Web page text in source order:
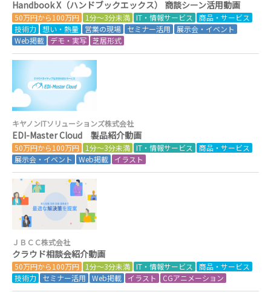
Handbook X（ハンドブックエックス） 商談シーン活用動画
50万円から100万円 1分～3分未満 IT・情報サービス
商品・サービス
技術力 想い・熱量 営業の現場 セミナー活用
展示会・イベント
Web掲載
デモ・実写 芝居形式
キヤノンITソリューションズ株式会社
EDI-Master Cloud 製品紹介動画
50万円から100万円 1分～3分未満 IT・情報サービス
商品・サービス
展示会・イベント
Web掲載 イラスト
ＪＢＣＣ株式会社
クラウド相談会紹介動画
50万円から100万円 1分～3分未満 IT・情報サービス
商品・サービス
技術力
セミナー活用 Web掲載 イラスト CGアニメーション